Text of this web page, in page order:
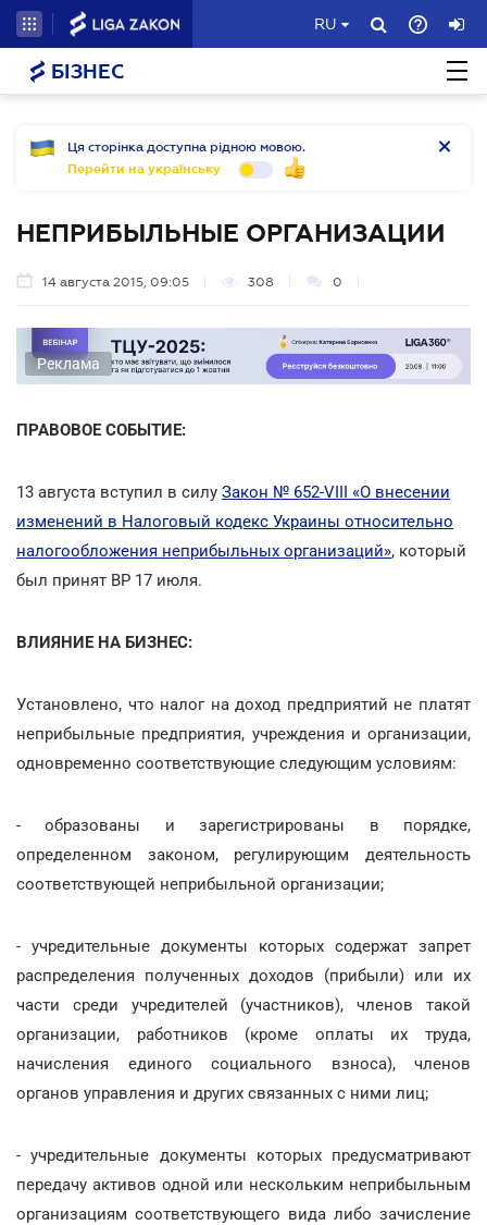
RU
БІЗНЕС
Ця сторінка доступна рідною мовою.
Перейти на українську
НЕПРИБЫЛЬНЫЕ ОРГАНИЗАЦИИ
14 августа 2015, 09:05 308 0
Реклама
ПРАВОВОЕ СОБЫТИЕ:
13 августа вступил в силу Закон № 652-VIII «О внесении
изменений в Налоговый кодекс Украины относительно
налогообложения неприбыльных организаций», который
был принят ВР 17 июля.
ВЛИЯНИЕ НА БИЗНЕС:
Установлено, что налог на доход предприятий не платят
неприбыльные предприятия, учреждения и организации,
одновременно соответствующие следующим условиям:
- образованы и зарегистрированы в порядке,
определенном законом, регулирующим деятельность
соответствующей неприбыльной организации;
- учредительные документы которых содержат запрет
распределения полученных доходов (прибыли) или их
части среди учредителей (участников), членов такой
организации, работников (кроме оплаты их труда,
начисления единого социального взноса), членов
органов управления и других связанных с ними лиц;
- учредительные документы которых предусматривают
передачу активов одной или нескольким неприбыльным
организациям соответствующего вида либо зачисление